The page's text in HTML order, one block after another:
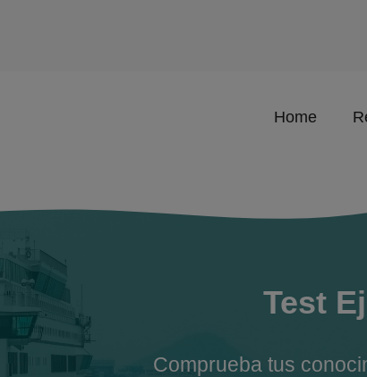
Home
Test
Comprueba tus